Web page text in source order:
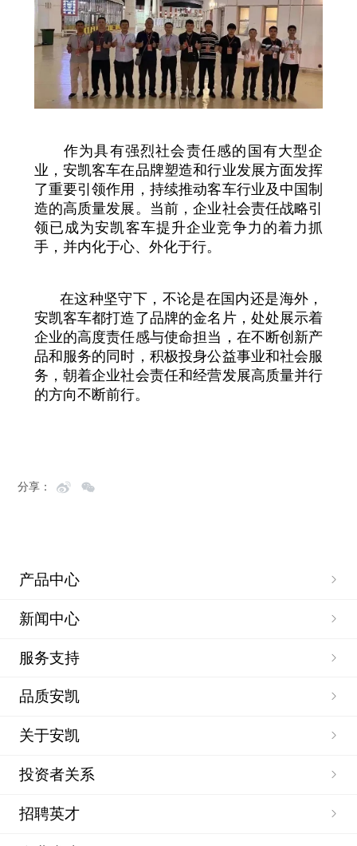
作为具有强烈社会责任感的国有大型企
业，安凯客车在品牌塑造和行业发展方面发挥
了重要引领作用，持续推动客车行业及中国制
造的高质量发展。当前，企业社会责任战略引
领已成为安凯客车提升企业竞争力的着力抓
手，并内化于心、外化于行。
在这种坚守下，不论是在国内还是海外，
安凯客车都打造了品牌的金名片，处处展示着
企业的高度责任感与使命担当，在不断创新产
品和服务的同时，积极投身公益事业和社会服
务，朝着企业社会责任和经营发展高质量并行
的方向不断前行。
分享：
产品中心
新闻中心
服务支持
品质安凯
关于安凯
投资者关系
招聘英才